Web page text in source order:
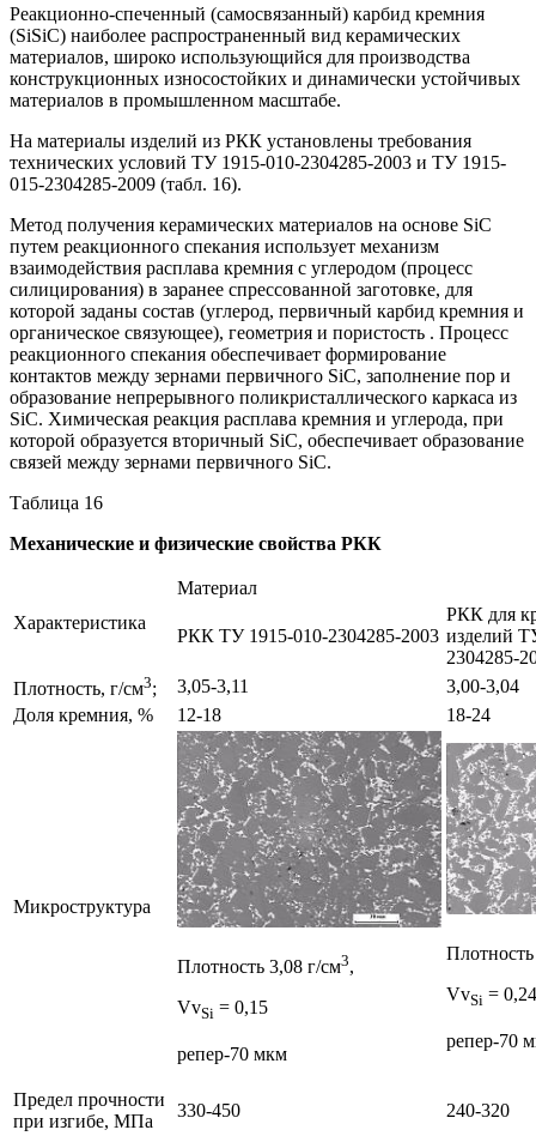
Реакционно-спеченный (самосвязанный) карбид кремния
(SiSiC) наиболее распространенный вид керамических
материалов, широко использующийся для производства
конструкционных износостойких и динамически устойчивых
материалов в промышленном масштабе.
На материалы изделий из РКК установлены требования
технических условий ТУ 1915-010-2304285-2003 и ТУ 1915-
015-2304285-2009 (табл. 16).
Метод получения керамических материалов на основе SiC
путем реакционного спекания использует механизм
взаимодействия расплава кремния с углеродом (процесс
силицирования) в заранее спрессованной заготовке, для
которой заданы состав (углерод, первичный карбид кремния и
органическое связующее), геометрия и пористость . Процесс
реакционного спекания обеспечивает формирование
контактов между зернами первичного SiC, заполнение пор и
образование непрерывного поликристаллического каркаса из
SiC. Химическая реакция расплава кремния и углерода, при
которой образуется вторичный SiC, обеспечивает образование
связей между зернами первичного SiC.
Таблица 16
Механические и физические свойства РКК
Характеристика
Материал
РКК ТУ 1915-010-2304285-2003
РКК для
изделий
2304285-
Плотность, г/см3; 3,05-3,11
3,00-3,04
Доля кремния, %
12-18 18-24
Микроструктура
Плотность 3,08 г/см3,
VvSi = 0,15
репер-70 мкм
VvSi = 0,24
репер-70
Предел прочности
при изгибе, МПа
330-450
240-320